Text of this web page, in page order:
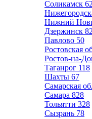
Соликамск 62
Нижний
Дзержинск 82
Павлово 50
Ростовская
Ростов-на-
Таганрог 118
Шахты 67
Самарская
Самара 828
Тольятти 328
Сызрань 78